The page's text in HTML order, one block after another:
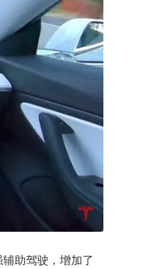
助驾驶，增加了